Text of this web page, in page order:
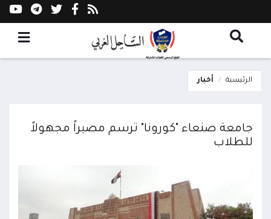
الرئيسية أخبار
جامعة صنعاء "كورونا" ترسم مصيراً مجهولاً
للطلاب